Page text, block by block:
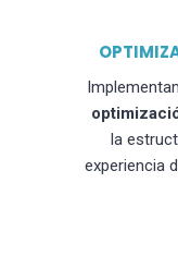
la
experiencia